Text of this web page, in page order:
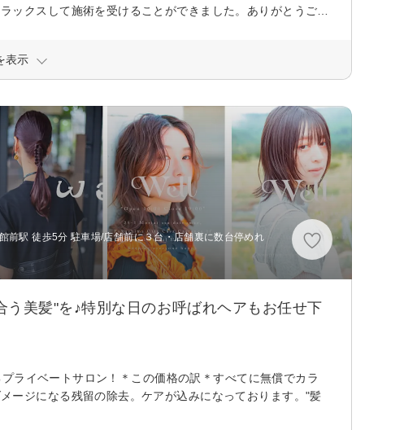
表示
前駅 徒歩5分 駐車場/店舗前に３台・店舗裏に数台停めれ
美髪"を♪特別な日のお呼ばれヘアもお任せ下
ライベートサロン！＊この価格の訳＊すべてに無償でカラ
ージになる残留の除去。ケアが込みになっております。"髪